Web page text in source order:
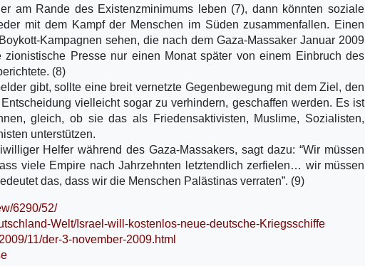
am Rande des Existenzminimums leben (7), dann könnten soziale
mit dem Kampf der Menschen im Süden zusammenfallen. Einen
Kampagnen sehen, die nach dem Gaza-Massaker Januar 2009
Presse nur einen Monat später von einem Einbruch des
(8)
gibt, sollte eine breit vernetzte Gegenbewegung mit dem Ziel, den
vielleicht sogar zu verhindern, geschaffen werden. Es ist
gleich, ob sie das als Friedensaktivisten, Muslime, Sozialisten,
unterstützen.
Helfer während des Gaza-Massakers, sagt dazu: “Wir müssen
viele Empire nach Jahrzehnten letztendlich zerfielen… wir müssen
das, dass wir die Menschen Palästinas verraten”. (9)
6290/52/
Welt/Israel-will-kostenlos-neue-deutsche-Kriegsschiffe
11/der-3-november-2009.html